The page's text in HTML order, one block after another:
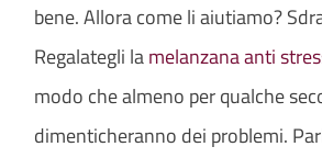
bene. Allora come li aiutiamo?
Regalategli lamelanzana anti
modo che almeno per qualche
dimenticheranno dei problemi.